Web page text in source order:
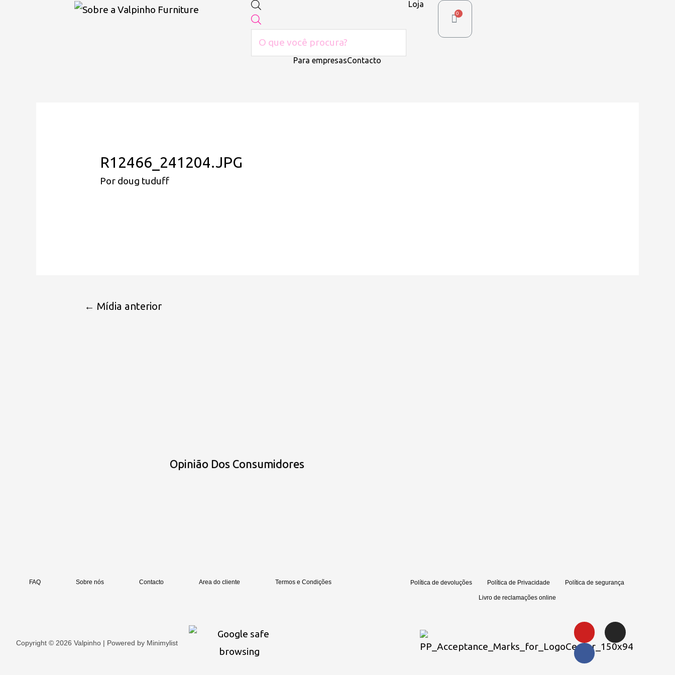
Loja
Para empresasContacto
R12466_241204.JPG
Por doug tuduff
← Mídia anterior
Opinião Dos Consumidores
FAQ Sobre nós Contacto Area do cliente Termos e Condições Política de devoluções Política de Privacidade Política de segurança
Livro de reclamações online
Copyright © 2026 Valpinho | Powered by Minimylist